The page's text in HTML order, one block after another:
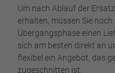
Um nach Ablauf der
erhalten, müssen Sie
Übergangsphase einen
sich am besten direkt an
flexibel ein Angebot, das
zugeschnitten ist.